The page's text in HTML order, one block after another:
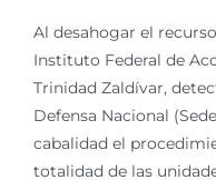
Al desahogar el
Instituto Federal de
Trinidad Zaldívar,
Defensa Nacional
cabalidad el
totalidad de las